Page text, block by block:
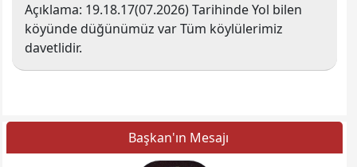
Açıklama: 19.18.17(07.2026) Tarihinde Yol bilen
köyünde düğünümüz var Tüm köylülerimiz
davetlidir.
Başkan'ın Mesajı